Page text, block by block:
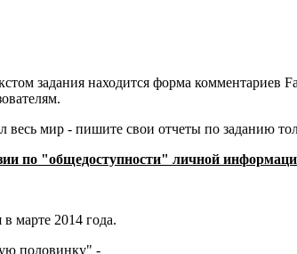
задания находится форма комментариев
мир - пишите свои отчеты по заданию
по "общедоступности" личной
марте 2014 года.
половинку" -